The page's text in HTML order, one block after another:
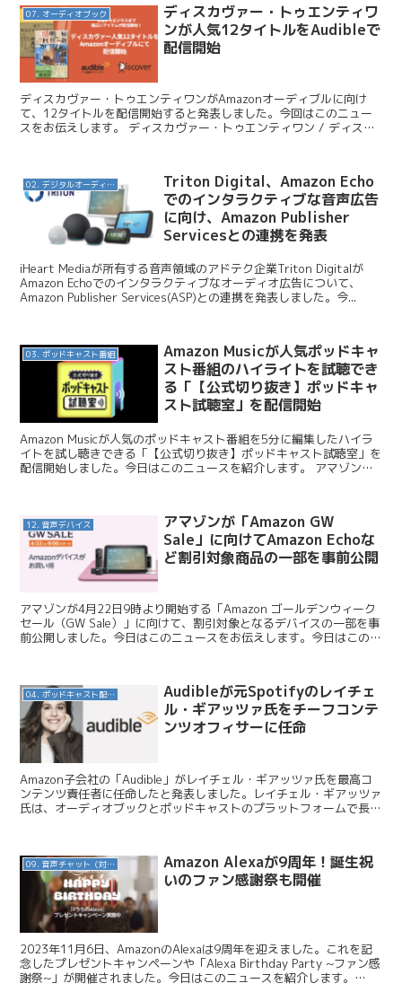
07. オーディオブック
ディスカヴァー・トゥエンティワ
ンが人気12タイトルをAudibleで
配信開始
ディスカヴァー・トゥエンティワンがAmazonオーディブルに向け
て、12タイトルを配信開始すると発表しました。今回はこのニュー
スをお伝えします。 ディスカヴァー・トゥエンティワン / ディスカ
02. デジタルオーディオ広告（音声広告）
Triton Digital、Amazon Echo
でのインタラクティブな音声広告
に向け、Amazon Publisher
Servicesとの連携を発表
iHeart Mediaが所有する音声領域のアドテク企業Triton Digitalが
Amazon Echoでのインタラクティブなオーディオ広告について、
Amazon Publisher Services(ASP)との連携を発表しました。今...
03. ポッドキャスト番組
Amazon Musicが人気ポッドキャ
スト番組のハイライトを試聴でき
る「【公式切り抜き】ポッドキャ
スト試聴室」を配信開始
Amazon Musicが人気のポッドキャスト番組を5分に編集したハイラ
イトを試し聴きできる「【公式切り抜き】ポッドキャスト試聴室」を
配信開始しました。今日はこのニュースを紹介します。 アマゾンジ
12. 音声デバイス
アマゾンが「Amazon GW
Sale」に向けてAmazon Echoな
ど割引対象商品の一部を事前公開
アマゾンが4月22日9時より開始する「Amazon ゴールデンウィーク
セール（GW Sale）」に向けて、割引対象となるデバイスの一部を事
前公開しました。今日はこのニュースをお伝えします。今日はこのニ
04. ポッドキャスト配信・制作等
Audibleが元Spotifyのレイチェ
ル・ギアッツァ氏をチーフコンテ
ンツオフィサーに任命
Amazon子会社の「Audible」がレイチェル・ギアッツァ氏を最高コ
ンテンツ責任者に任命したと発表しました。レイチェル・ギアッツァ
氏は、オーディオブックとポッドキャストのプラットフォームで長年
09. 音声チャット（対話AI）
Amazon Alexaが9周年！誕生祝
いのファン感謝祭も開催
2023年11月6日、AmazonのAlexaは9周年を迎えました。これを記
念したプレゼントキャンペーンや「Alexa Birthday Party ~ファン感
謝祭~」が開催されました。今日はこのニュースを紹介します。